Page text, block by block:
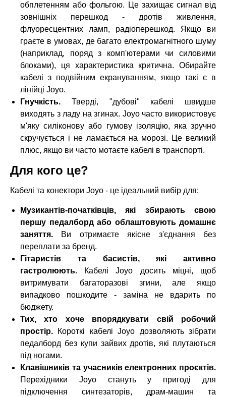
обплетенням або фольгою. Це захищає сигнал від
зовнішніх перешкод - дротів живлення,
флуоресцентних ламп, радіоперешкод. Якщо ви
граєте в умовах, де багато електромагнітного шуму
(наприклад, поряд з комп'ютерами чи силовими
блоками), ця характеристика критична. Обирайте
кабелі з подвійним екрануванням, якщо такі є в
лінійці Joyo.
Гнучкість. Тверді, "дубові" кабелі швидше
виходять з ладу на згинах. Joyo часто використовує
м'яку силіконову або гумову ізоляцію, яка зручно
скручується і не ламається на морозі. Це великий
плюс, якщо ви часто мотаєте кабелі в транспорті.
Для кого це?
Кабелі та конектори Joyo - це ідеальний вибір для:
Музикантів-початківців, які збирають свою
першу педалборд або облаштовують домашнє
заняття. Ви отримаєте якісне з'єднання без
переплати за бренд.
Гітаристів та басистів, які активно
гастролюють. Кабелі Joyo досить міцні, щоб
витримувати багаторазові згини, але якщо
випадково пошкодите - заміна не вдарить по
бюджету.
Тих, хто хоче впорядкувати свій робочий
простір. Короткі кабелі Joyo дозволяють зібрати
педалборд без купи зайвих дротів, які плутаються
під ногами.
Клавішників та учасників електронних проєктів.
Перехідники Joyo стануть у пригоді для
підключення синтезаторів, драм-машин та